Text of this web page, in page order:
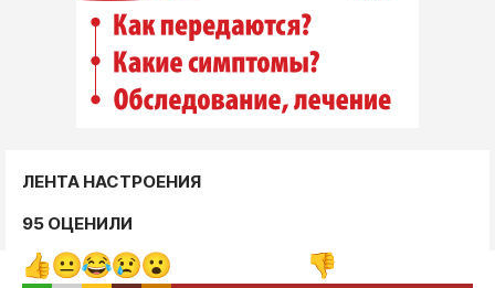
ЛЕНТА НАСТРОЕНИЯ
95 ОЦЕНИЛИ